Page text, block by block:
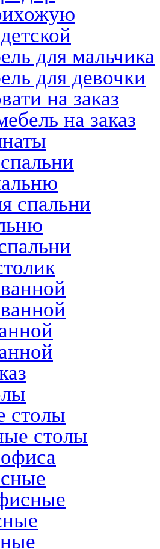
для мальчика
для девочки
на заказ
на заказ
спальни
столы
столы